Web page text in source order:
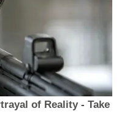
of Reality - Take